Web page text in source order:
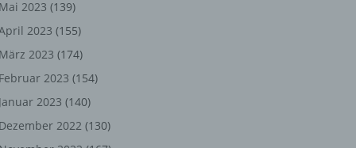
Mai 2023 (139)
2023 (155)
März 2023 (174)
Februar 2023 (154)
Januar 2023 (140)
Dezember 2022 (130)